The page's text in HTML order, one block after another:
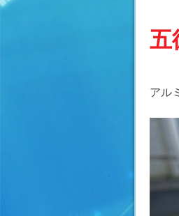
五
アル